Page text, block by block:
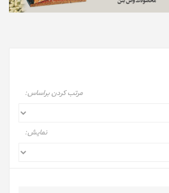
مرتب کردن براساس:
نمایش: